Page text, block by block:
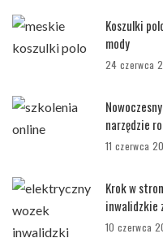
Koszulki
mody
24 czerwca
narzędzie
11 czerwca
Krok w
inwalidzkie
10 czerwca